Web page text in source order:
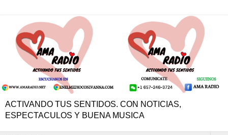
ACTIVANDO TUS SENTIDOS. CON NOTICIAS,
ESPECTACULOS Y BUENA MUSICA